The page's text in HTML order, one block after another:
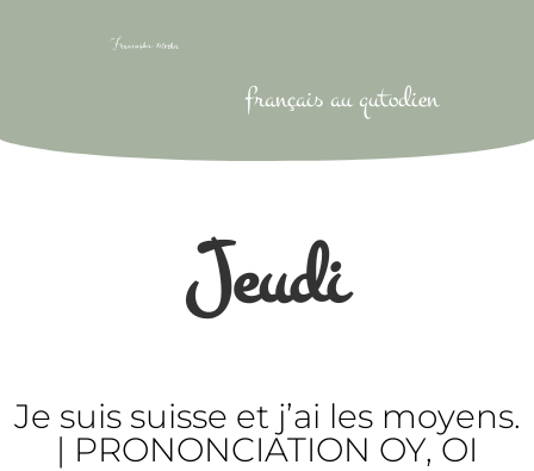
français au qutodien
Jeudi
Je suis suisse et j’ai les moyens.
| PRONONCIATION OY, OI